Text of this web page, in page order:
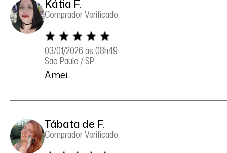
Kátia F.
Comprador Verificado
03/01/2026 às 08h49
São Paulo / SP
Amei.
Tábata de F.
Comprador Verificado